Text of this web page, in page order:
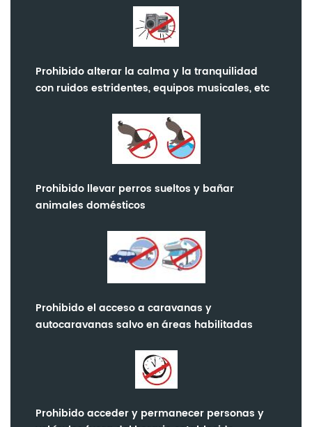
Prohibido alterar la calma y la tranquilidad
con ruidos estridentes, equipos musicales, etc
Prohibido llevar perros sueltos y bañar
animales domésticos
Prohibido el acceso a caravanas y
autocaravanas salvo en áreas habilitadas
Prohibido acceder y permanecer personas y